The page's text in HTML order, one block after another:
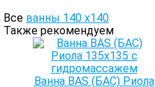
Все ванны 140 х140
Также рекомендуем
Ванна BAS (БАС) Риола